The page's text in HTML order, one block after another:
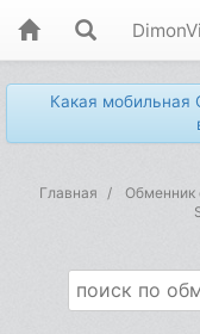
Какая мобильная
Главная Обменник